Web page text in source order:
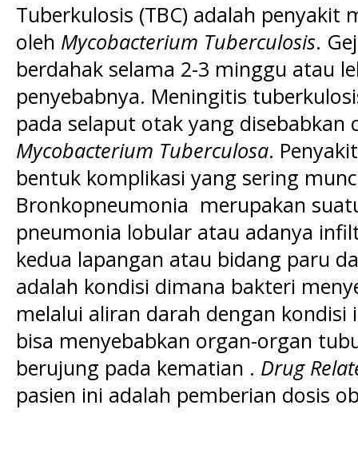
Tuberkulosis (TBC) adalah penyakit
oleh Mycobacterium Tuberculosis.
berdahak selama 2-3 minggu atau
penyebabnya. Meningitis
pada selaput otak yang disebabkan
Mycobacterium Tuberculosa.
bentuk komplikasi yang sering
Bronkopneumonia merupakan
pneumonia lobular atau adanya
kedua lapangan atau bidang paru
adalah kondisi dimana bakteri
melalui aliran darah dengan
bisa menyebabkan organ-organ
berujung pada kematian . Drug
pasien ini adalah pemberian dosis